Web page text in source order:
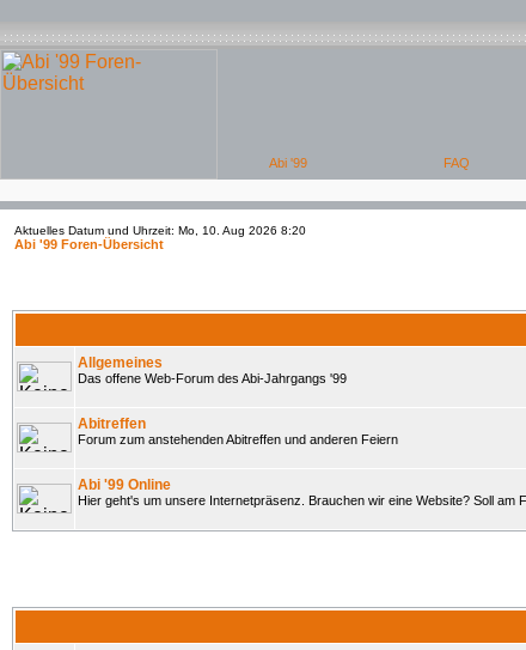
Aktuelles Datum und Uhrzeit: Mo, 10. Aug 2026 8:20
Abi '99 Foren-Übersicht
Allgemeines
Das offene Web-Forum des Abi-Jahrgangs '99
Abitreffen
Forum zum anstehenden Abitreffen und anderen Feiern
Abi '99 Online
Hier geht's um unsere Internetpräsenz. Brauchen wir eine Website? Soll am